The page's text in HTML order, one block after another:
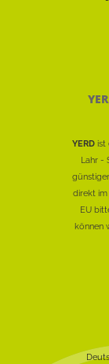
YERD ist
Lahr -
direkt im
EU
können